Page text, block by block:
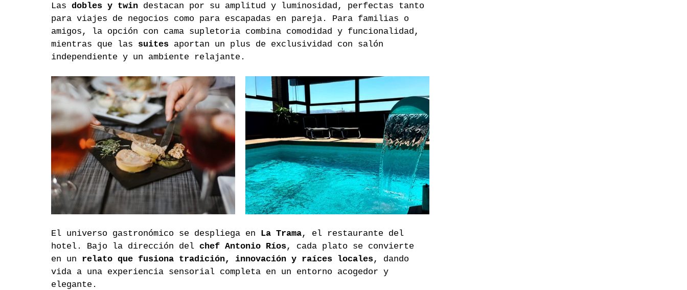
Las dobles y twin destacan por su amplitud y luminosidad, perfectas tanto
para viajes de negocios como para escapadas en pareja. Para familias o
amigos, la opción con cama supletoria combina comodidad y funcionalidad,
mientras que las suites aportan un plus de exclusividad con salón
independiente y un ambiente relajante.
El universo gastronómico se despliega en La Trama, el restaurante del
hotel. Bajo la dirección del chef Antonio Ríos, cada plato se convierte
en un relato que fusiona tradición, innovación y raíces locales, dando
vida a una experiencia sensorial completa en un entorno acogedor y
elegante.